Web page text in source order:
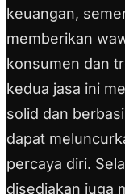
keuangan,
memberikan
konsumen dan
kedua jasa ini
solid dan
dapat
percaya diri.
disediakan juga